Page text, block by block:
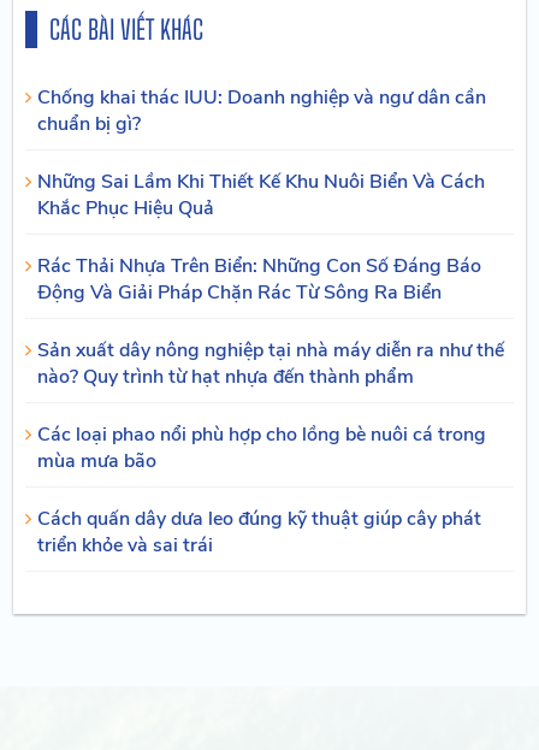
CÁC BÀI VIẾT KHÁC
Chống khai thác IUU: Doanh nghiệp và ngư dân cần
chuẩn bị gì?
Những Sai Lầm Khi Thiết Kế Khu Nuôi Biển Và Cách
Khắc Phục Hiệu Quả
Rác Thải Nhựa Trên Biển: Những Con Số Đáng Báo
Động Và Giải Pháp Chặn Rác Từ Sông Ra Biển
Sản xuất dây nông nghiệp tại nhà máy diễn ra như thế
nào? Quy trình từ hạt nhựa đến thành phẩm
Các loại phao nổi phù hợp cho lồng bè nuôi cá trong
mùa mưa bão
Cách quấn dây dưa leo đúng kỹ thuật giúp cây phát
triển khỏe và sai trái